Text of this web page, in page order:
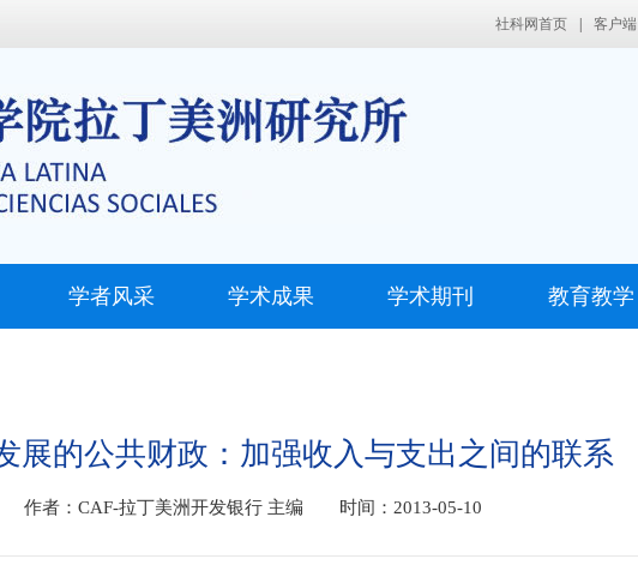
社科网首页 客户端
学者风采 学术成果 学术期刊 教育教学
展的公共财政：加强收入与支出之间的联系
作者：CAF-拉丁美洲开发银行 主编 时间：2013-05-10